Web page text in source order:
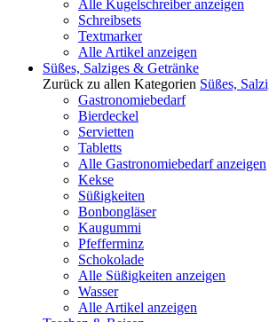
Alle Kugelschreiber anzeigen
Schreibsets
Textmarker
Alle Artikel anzeigen
Süßes, Salziges & Getränke
Zurück zu allen Kategorien Süßes,
Gastronomiebedarf
Bierdeckel
Servietten
Tabletts
Alle Gastronomiebedarf anzeigen
Kekse
Süßigkeiten
Bonbongläser
Kaugummi
Pfefferminz
Schokolade
Alle Süßigkeiten anzeigen
Wasser
Alle Artikel anzeigen